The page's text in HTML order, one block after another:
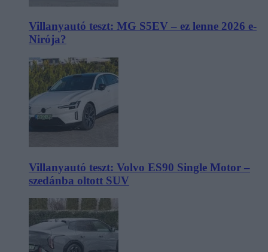
Villanyautó teszt: MG S5EV – ez lenne 2026 e-
Nirója?
Villanyautó teszt: Volvo ES90 Single Motor –
szedánba oltott SUV